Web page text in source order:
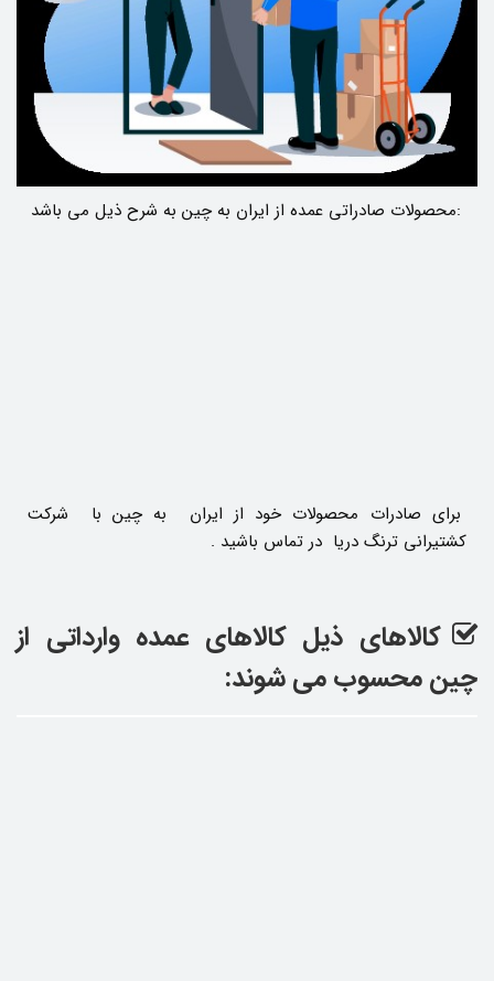
:محصولات صادراتی عمده از ایران به چین به شرح ذیل می باشد
برای صادرات محصولات خود از ایران به چین با شرکت
کشتیرانی ترنگ دریا در تماس باشید .
کالاهای ذیل کالاهای عمده وارداتی از
چین محسوب می شوند: